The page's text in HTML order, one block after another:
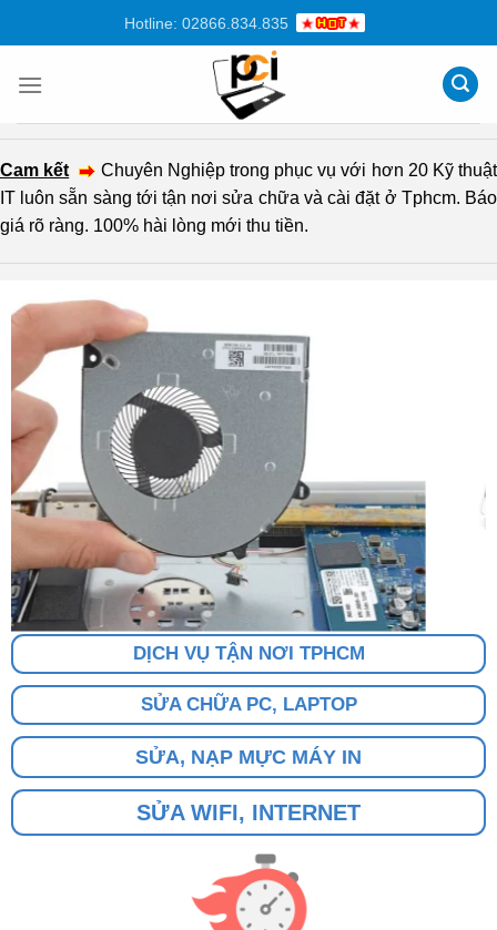
dung
Hotline: 02866.834.835
Cam kết
Chuyên Nghiệp trong phục vụ với hơn 20 Kỹ thuật
IT luôn sẵn sàng tới tận nơi sửa chữa và cài đặt ở Tphcm. Báo
giá rõ ràng. 100% hài lòng mới thu tiền.
DỊCH VỤ TẬN NƠI TPHCM
SỬA CHỮA PC, LAPTOP
SỬA, NẠP MỰC MÁY IN
SỬA WIFI, INTERNET